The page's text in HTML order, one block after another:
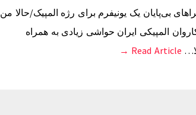
بی‌پایان یک یونیفرم برای رژه المپیک/حالا من
المپیکی ایران حواشی زیادی به همراه
Read Article →